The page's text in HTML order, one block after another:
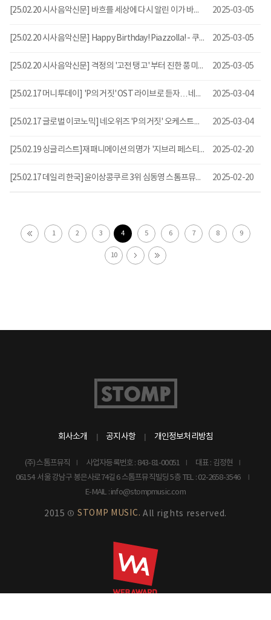
[25.02.20 시사음악신문] 바흐를 세상에 다시 알린 이가 바로 멘델스존이라는 사실?! <멘델스존, 바흐를 만나다> 2025-03-05
[25.02.20 시사음악신문] Happy Birthday! Piazzolla! - 쿠아트로시엔토스 전국투어 2025-03-05
[25.02.20 시사음악신문] 격정의 '고전 탱고' 부터 진한 풍미가 느껴지는 '재즈'까지 피아졸라, 루이암스트롱을 만나다 2025-03-05
[25.02.17 머니투데이] 'P의 거짓' OST 라이브로 듣자…네오위즈, 오케스트라 콘서트 개최 2025-03-04
[25.02.17 글로벌 이코노믹] 네오위즈 'P의 거짓' 오케스트라 3월 22일 개최 2025-03-04
[25.02.19 싱글리스트]재패니메이션의 명가 '지브리 페스티벌' 4월 개최 2025-02-20
[25.02.17 데일리 한국]윤이상콩쿠르 3위 심동영 스톰프뮤직 패밀리 됐다...전속계약 체결 2025-02-20
1 2 3 4 5 6 7 8 9
10
회사소개 공지사항 개인정보처리방침
(주) 스톰프뮤직 사업자등록번호 : 843-81-00051
대표 : 김정현
06154 서울 강남구 봉은사로74길 6 스톰프뮤직빌딩 5층 TEL : 02-2658-3546
E-MAIL : info@stompmusic.com
2015 © STOMP MUSIC. All rights reserved.